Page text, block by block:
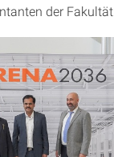
der Fakultät.